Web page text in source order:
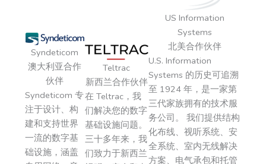
Syndeticom
澳大利亚合作
伙伴
Syndeticom 专
注于设计、构
建和支持世界
一流的数字基
础设施，涵盖
Teltrac
新西兰合作伙伴
在 Teltrac，我
们解决您的数字
基础设施问题。
三十多年来，我
们致力于新西兰
US Information
Systems
北美合作伙伴
U.S. Information
Systems 的历史可追溯
至 1924 年，是一家第
三代家族拥有的技术服
务公司。 我们提供结构
化布线、视听系统、安
全系统、室内无线解决
方案、电气承包和托管